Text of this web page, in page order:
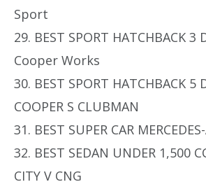
Sport
29. BEST SPORT HATCHBACK
Cooper Works
30. BEST SPORT HATCHBACK 5
COOPER S CLUBMAN
31. BEST SUPER CAR
32. BEST SEDAN UNDER 1,500
CITY V CNG